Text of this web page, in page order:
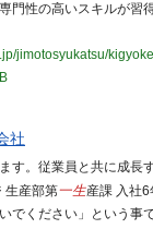
門性の高いスキルが習
jimotosyukatsu/
社
す。従業員と共に成長
生産部第一生産課 入社
でください」という事